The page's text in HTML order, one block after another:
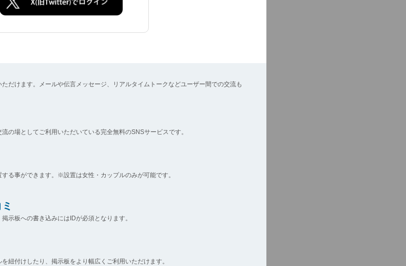
だけます。メールや伝言メッセージ、リアルタイムトークなどユーザー間での交流も
の場としてご利用いただいている完全無料のSNSサービスです。
る事ができます。※設置は女性・カップルのみが可能です。
示板への書き込みにはIDが必須となります。
紐付けしたり、掲示板をより幅広くご利用いただけます。